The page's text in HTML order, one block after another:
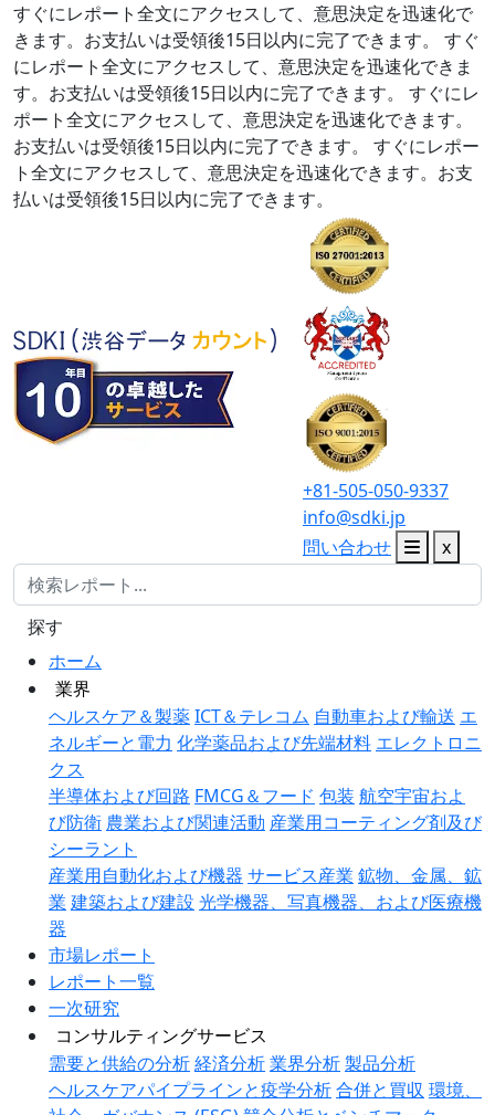
すぐにレポート全文にアクセスして、意思決定を迅速化で
きます。お支払いは受領後15日以内に完了できます。
すぐ
にレポート全文にアクセスして、意思決定を迅速化できま
す。お支払いは受領後15日以内に完了できます。
すぐにレ
ポート全文にアクセスして、意思決定を迅速化できます。
お支払いは受領後15日以内に完了できます。
すぐにレポー
ト全文にアクセスして、意思決定を迅速化できます。お支
払いは受領後15日以内に完了できます。
+81-505-050-9337
info@sdki.jp
問い合わせ
x
ホーム
業界
ヘルスケア＆製薬ICT＆テレコム 自動車および輸送 エ
ネルギーと電力 化学薬品および先端材料 エレクトロニ
クス
半導体および回路 FMCG＆フード 包装 航空宇宙およ
び防衛 農業および関連活動 産業用コーティング剤及び
シーラント
産業用自動化および機器 サービス産業 鉱物、金属、鉱
業 建築および建設 光学機器、写真機器、および医療機
器
市場レポート
レポート一覧
一次研究
コンサルティングサービス
需要と供給の分析経済分析業界分析製品分析
ヘルスケアパイプラインと疫学分析合併と買収 環境、
探す